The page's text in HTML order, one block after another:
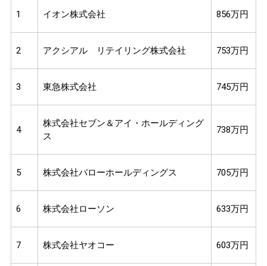
1 イオン株式会社 856万円
2 アクシアル リテイリング株式会社 753万円
3 東急株式会社 745万円
4
株式会社セブン＆アイ・ホールディング
ス
738万円
5 株式会社バローホールディングス 705万円
6 株式会社ローソン 633万円
7 株式会社ヤオコー 603万円